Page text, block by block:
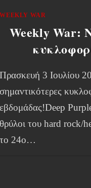
WEEKLY WAR
Weekly War:
Πρασκευή 3 Ιουλίου
σημαντικότερες
εβδομάδας!Deep
θρύλοι του hard rock/
το 24ο…